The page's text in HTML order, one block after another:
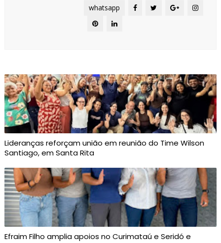
whatsapp
Lideranças reforçam união em reunião do Time Wilson
Santiago, em Santa Rita
Efraim Filho amplia apoios no Curimataú e Seridó e